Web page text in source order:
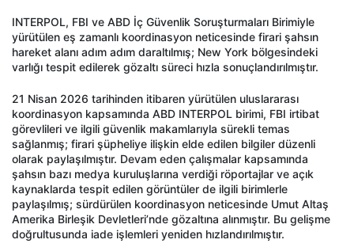
INTERPOL, FBI ve ABD İç Güvenlik Soruşturmaları Birimiyle
yürütülen eş zamanlı koordinasyon neticesinde firari şahsın
hareket alanı adım adım daraltılmış; New York bölgesindeki
varlığı tespit edilerek gözaltı süreci hızla sonuçlandırılmıştır.
21 Nisan 2026 tarihinden itibaren yürütülen uluslararası
koordinasyon kapsamında ABD INTERPOL birimi, FBI irtibat
görevlileri ve ilgili güvenlik makamlarıyla sürekli temas
sağlanmış; firari şüpheliye ilişkin elde edilen bilgiler düzenli
olarak paylaşılmıştır. Devam eden çalışmalar kapsamında
şahsın bazı medya kuruluşlarına verdiği röportajlar ve açık
kaynaklarda tespit edilen görüntüler de ilgili birimlerle
paylaşılmış; sürdürülen koordinasyon neticesinde Umut Altaş
Amerika Birleşik Devletleri’nde gözaltına alınmıştır. Bu gelişme
doğrultusunda iade işlemleri yeniden hızlandırılmıştır.